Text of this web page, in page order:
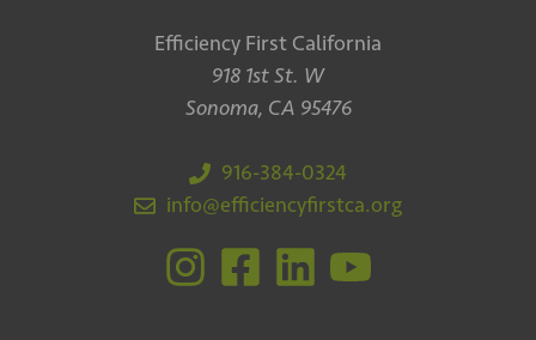
Efficiency First California
918 1st St. W
Sonoma, CA 95476
916-384-0324
info@efficiencyfirstca.org